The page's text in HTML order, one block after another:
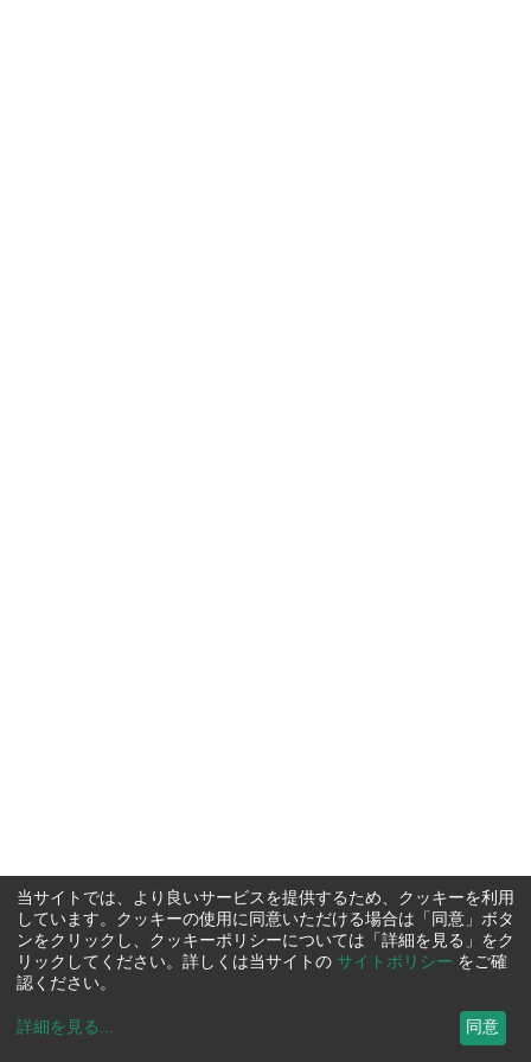
当サイトでは、より良いサービスを提供するため、クッキーを利用
しています。クッキーの使用に同意いただける場合は「同意」ボタ
ンをクリックし、クッキーポリシーについては「詳細を見る」をク
リックしてください。詳しくは当サイトの サイトポリシー をご確
認ください。
詳細を見る ... 同意